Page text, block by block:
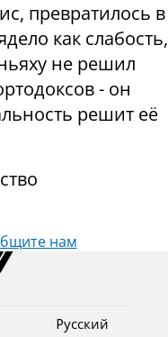
превратилось в
как слабость,
не решил
- он
решит её
нам
Pусский